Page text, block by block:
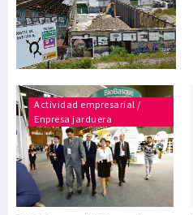
Actividad empresarial /
Enpresa jarduera